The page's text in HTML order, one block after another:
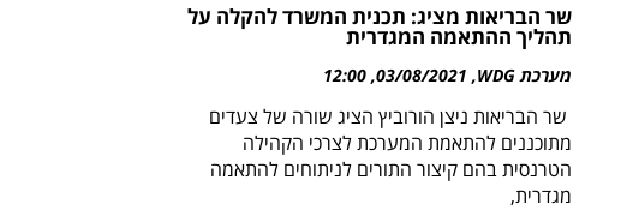
שר הבריאות מציג: תכנית המשרד להקלה על
תהליך ההתאמה המגדרית
מערכת WDG 03/08/2021
12:00
שר הבריאות ניצן הורוביץ הציג שורה של צעדים
מתוכננים להתאמת המערכת לצרכי הקהילה
הטרנסית בהם קיצור התורים לניתוחים להתאמה
מגדרית,